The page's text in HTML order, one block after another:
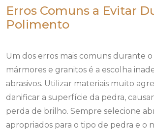
Erros Comuns a Evitar
Polimento
Um dos erros mais comuns durante
mármores e granitos é a escolha
abrasivos. Utilizar materiais muito
danificar a superfície da pedra,
perda de brilho. Sempre selecione
apropriados para o tipo de pedra e o